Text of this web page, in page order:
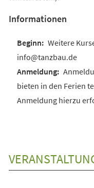
Informationen
Weitere
info@tanzbau.de
bieten in den Ferien
Anmeldung hierzu